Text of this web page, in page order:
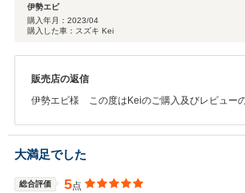
伊勢エビ
購入年月： 2023/04
購入した車：スズキ Kei
販売店の返信
伊勢エビ様 この度はKeiのご購入及びレビュー
て行っております！お車のメンテナンスもお任せ
らもお付き合いよろしくお願い致します！m(__)m
大満足でした
総合評価 5点